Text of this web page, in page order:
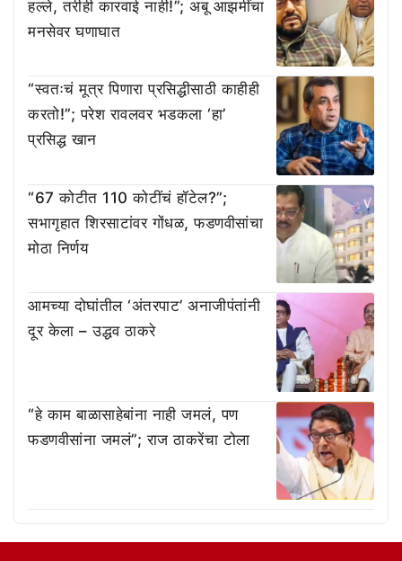
हल्ले, तरीही कारवाई नाही!”; अबू आझमींचा
मनसेवर घणाघात
“स्वतःचं मूत्र पिणारा प्रसिद्धीसाठी काहीही
करतो!”; परेश रावलवर भडकला ‘हा’
प्रसिद्ध खान
“67 कोटीत 110 कोटींचं हॉटेल?”;
सभागृहात शिरसाटांवर गोंधळ, फडणवीसांचा
मोठा निर्णय
आमच्या दोघांतील ‘अंतरपाट’ अनाजीपंतांनी
दूर केला – उद्धव ठाकरे
“हे काम बाळासाहेबांना नाही जमलं, पण
फडणवीसांना जमलं”; राज ठाकरेंचा टोला